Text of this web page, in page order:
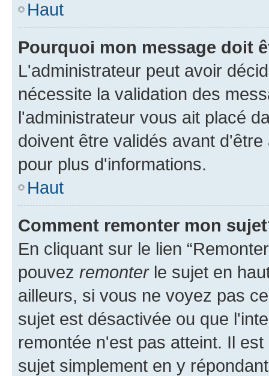
Haut
Pourquoi mon message doit
L'administrateur peut avoir
nécessite la validation des
l'administrateur vous ait placé
doivent être validés avant
pour plus d'informations.
Haut
Comment remonter mon
En cliquant sur le lien
pouvez remonterle sujet en
ailleurs, si vous ne voyez pas
sujet est désactivée ou que
remontée n'est pas atteint. Il
sujet simplement en y